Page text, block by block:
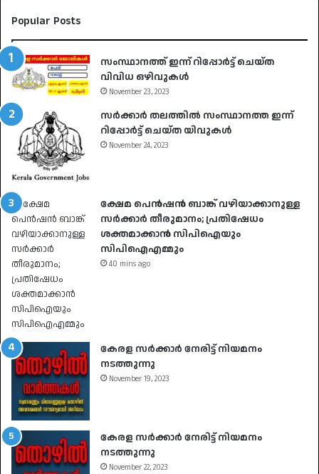
Popular Posts
സംസ്ഥാനത്ത് ഇന്ന് റിപ്പോർട്ട് ചെയ്ത
വിവിധ ഒഴിവുകൾ
November 23, 2023
സർക്കാർ തലത്തിൽ സംസ്ഥാനത്ത ഇന്ന്
റിപ്പോർട്ട് ചെയ്ത യിവുകൾ
November 24, 2023
ക്ഷേമ പെൻഷൻ ബാങ്ക് വഴിയാക്കാനുള്ള
സർക്കാർ തീരുമാനം; പ്രതിഷേധം
ശക്തമാക്കാൻ സിപിഐയും
സിപിഐഎമ്മും
40 mins ago
കേരള സർക്കാർ നേരിട്ട് നിയമനം
നടത്തുന്നു
November 19, 2023
കേരള സർക്കാർ നേരിട്ട് നിയമനം
നടത്തുന്നു
November 22, 2023